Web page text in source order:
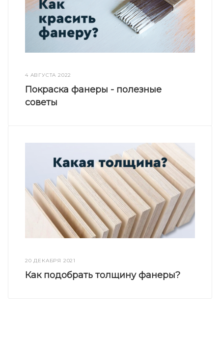
4 АВГУСТА 2022
Покраска фанеры - полезные
советы
20 ДЕКАБРЯ 2021
Как подобрать толщину фанеры?